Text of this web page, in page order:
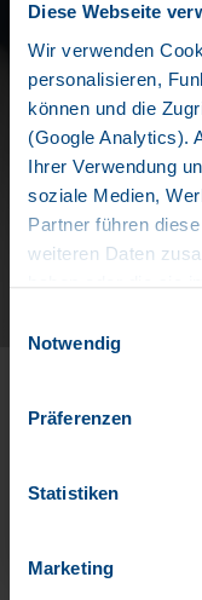
Diese Webseite
Wir verwenden
personalisieren,
können und die
(Google Analytics).
Ihrer Verwendung
soziale Medien,
Partner führen
weiteren Daten
auch Dienstleister
abweichenden
Kontrollverlust bzgl.
Impressum
Notwendig
Präferenzen
Statistiken
Marketing
WELL-
Documents
well as for
we align our
looking